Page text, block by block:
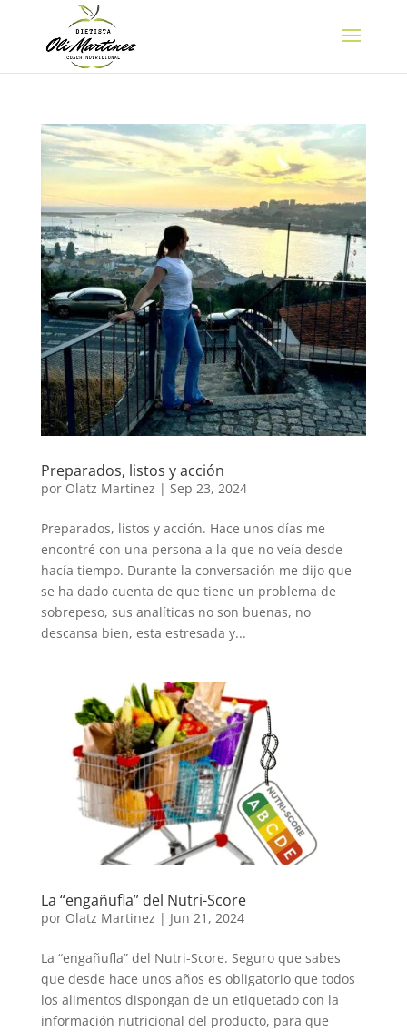
Preparados, listos y acción
por Olatz Martinez | Sep 23, 2024
Preparados, listos y acción. Hace unos días me
encontré con una persona a la que no veía desde
hacía tiempo. Durante la conversación me dijo que
se ha dado cuenta de que tiene un problema de
sobrepeso, sus analíticas no son buenas, no
descansa bien, esta estresada y...
La “engañufla” del Nutri-Score
por Olatz Martinez | Jun 21, 2024
La “engañufla” del Nutri-Score. Seguro que sabes
que desde hace unos años es obligatorio que todos
los alimentos dispongan de un etiquetado con la
información nutricional del producto, para que